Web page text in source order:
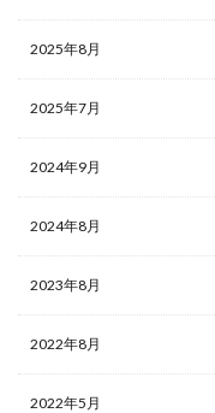
2025年8月
2025年7月
2024年9月
2024年8月
2023年8月
2022年8月
2022年5月